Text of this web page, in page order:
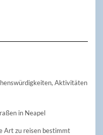
Aktivitäten
in Neapel
Art zu reisen bestimmt